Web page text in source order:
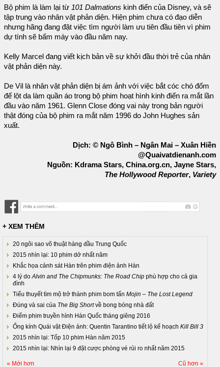
Bộ phim là làm lại từ 101 Dalmations kinh điển của Disney, và sẽ
tập trung vào nhân vật phản diện. Hiện phim chưa có đạo diễn
nhưng hãng đang đặt việc tìm người làm ưu tiên đầu tiên vì phim
dự tính sẽ bấm máy vào đầu năm nay.
Kelly Marcel đang viết kịch bản về sự khởi đầu thời trẻ của nhân
vật phản diện này.
De Vil là nhân vật phản diện bị ám ảnh với việc bắt cóc chó đốm
để lột da làm quần áo trong bộ phim hoạt hình kinh điển ra mắt lần
đầu vào năm 1961. Glenn Close đóng vai này trong bản người
thật đóng của bộ phim ra mắt năm 1996 do John Hughes sản
xuất.
Dịch: © Ngô Bình – Ngân Mai – Xuân Hiền
@Quaivatdienanh.com
Nguồn: Kdrama Stars, China.org.cn, Jayne Stars,
The Hollywood Reporter, Variety
+ XEM THÊM
20 ngôi sao võ thuật hàng đầu Trung Quốc
2015 nhìn lại: 10 phim dở nhất năm
Khắc họa cảnh sát Hàn trên phim điện ảnh Hàn
4 lý doAlvin and The Chipmunks: The Road Chip phù hợp cho cả gia
đình
Tiểu thuyết tìm mộ trở thành phim bom tấn Mojin – The Lost Legend
Đúng và sai của The Big Shortvề bong bóng nhà đất
Điểm phim truyền hình Hàn Quốc tháng giêng 2016
Ống kính Quái vật Điện ảnh: Quentin Tarantino tiết lộ kế hoạch Kill Bill 3
2015 nhìn lại: Tốp 10 phim Hàn năm 2015
2015 nhìn lại: Nhìn lại 9 đặt cược phòng vé rủi ro nhất năm 2015
« Mới hơn Cũ hơn »